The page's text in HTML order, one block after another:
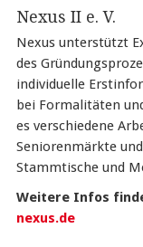
Nexus II e. V.
Nexus unterstützt
des
individuelle
bei Formalitäten
es verschiedene
Seniorenmärkte
Stammtische und
Weitere Infos
nexus.de